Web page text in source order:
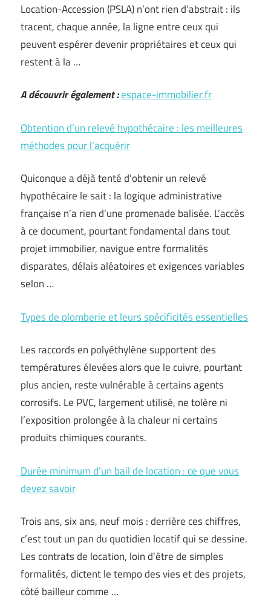
Location-Accession (PSLA) n’ont rien d’abstrait : ils
tracent, chaque année, la ligne entre ceux qui
peuvent espérer devenir propriétaires et ceux qui
restent à la …
A découvrir également :espace-immobilier.fr
Obtention d’un relevé hypothécaire : les meilleures
méthodes pour l’acquérir
Quiconque a déjà tenté d’obtenir un relevé
hypothécaire le sait : la logique administrative
française n’a rien d’une promenade balisée. L’accès
à ce document, pourtant fondamental dans tout
projet immobilier, navigue entre formalités
disparates, délais aléatoires et exigences variables
selon …
Types de plomberie et leurs spécificités essentielles
Les raccords en polyéthylène supportent des
températures élevées alors que le cuivre, pourtant
plus ancien, reste vulnérable à certains agents
corrosifs. Le PVC, largement utilisé, ne tolère ni
l’exposition prolongée à la chaleur ni certains
produits chimiques courants.
Durée minimum d’un bail de location : ce que vous
devez savoir
Trois ans, six ans, neuf mois : derrière ces chiffres,
c’est tout un pan du quotidien locatif qui se dessine.
Les contrats de location, loin d’être de simples
formalités, dictent le tempo des vies et des projets,
côté bailleur comme …